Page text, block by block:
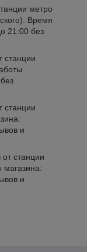
метро
Время
21:00 без
станции
станции
и
станции
и